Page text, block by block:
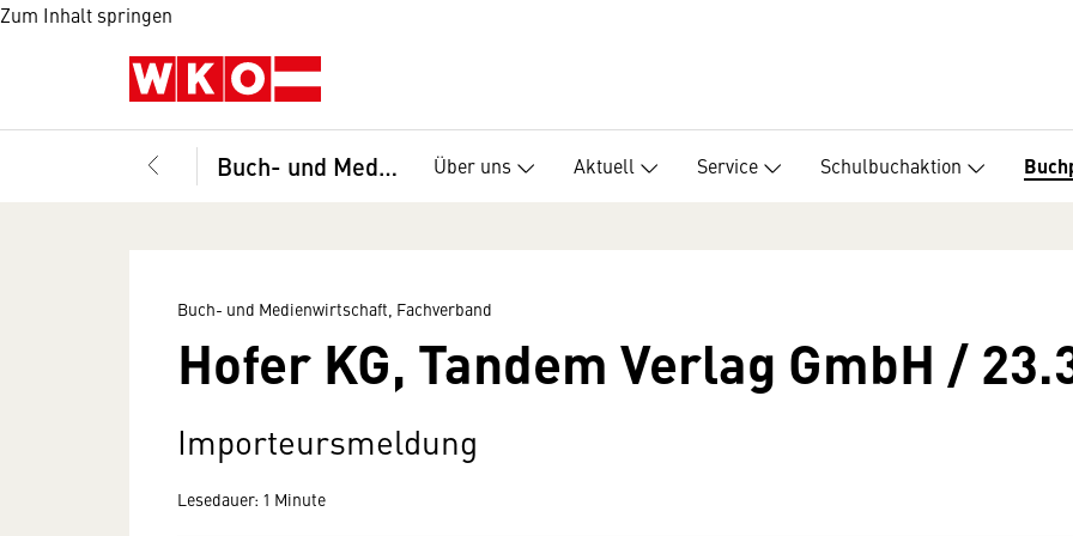
Zum Inhalt springen
Buch- und Medienwirtschaft, Fachverband Über uns Aktuell Service Schulbuchaktion
Buch- und Medienwirtschaft, Fachverband
Hofer KG, Tandem Verlag GmbH /
Importeursmeldung
Lesedauer: 1 Minute